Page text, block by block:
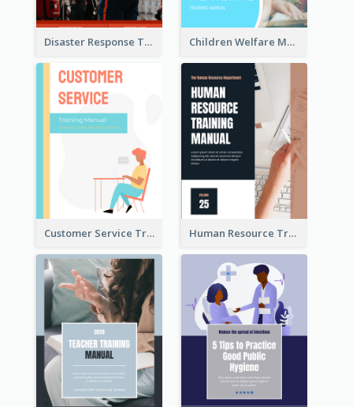
Disaster Response Training Manual Children Welfare Mentor Training Manual
Customer Service Training Manual Human Resource Training Manual